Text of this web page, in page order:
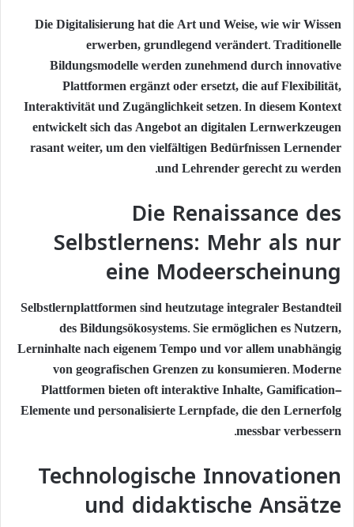
Die Digitalisierung hat die Art und Weise, wie wir Wissen
erwerben, grundlegend verändert. Traditionelle
Bildungsmodelle werden zunehmend durch innovative
Plattformen ergänzt oder ersetzt, die auf Flexibilität,
Interaktivität und Zugänglichkeit setzen. In diesem Kontext
entwickelt sich das Angebot an digitalen Lernwerkzeugen
rasant weiter, um den vielfältigen Bedürfnissen Lernender
und Lehrender gerecht zu werden.
Die Renaissance des
Selbstlernens: Mehr als nur
eine Modeerscheinung
Selbstlernplattformen sind heutzutage integraler Bestandteil
des Bildungsökosystems. Sie ermöglichen es Nutzern,
Lerninhalte nach eigenem Tempo und vor allem unabhängig
von geografischen Grenzen zu konsumieren. Moderne
Plattformen bieten oft interaktive Inhalte, Gamification-
Elemente und personalisierte Lernpfade, die den Lernerfolg
messbar verbessern.
Technologische Innovationen
und didaktische Ansätze